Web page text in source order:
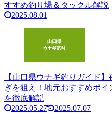
すすめ釣り場＆タックル解説
2025.08.01
【山口県ウナギ釣りガイド
ぎを狙え！地元おすすめポ
を徹底解説
2025.05.27
2025.07.07